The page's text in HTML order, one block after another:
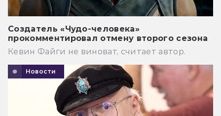
Создатель «Чудо-человека»
прокомментировал отмену второго сезона
Кевин Файги не виноват, считает автор.
Новости